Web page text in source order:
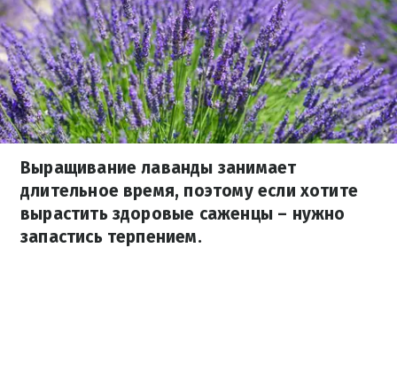
Выращивание лаванды занимает
длительное время, поэтому если хотите
вырастить здоровые саженцы – нужно
запастись терпением.